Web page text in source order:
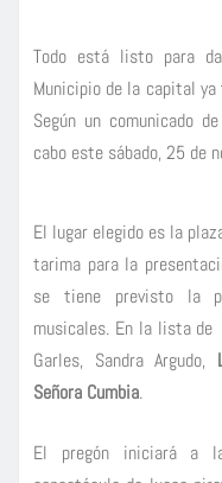
Todo está listo para
Municipio de la capital
Según un comunicado
cabo este sábado, 25 de
El lugar elegido es la
tarima para la
se tiene previsto la
musicales. En la lista
Garles, Sandra Argudo,
Señora Cumbia.
El pregón iniciará a